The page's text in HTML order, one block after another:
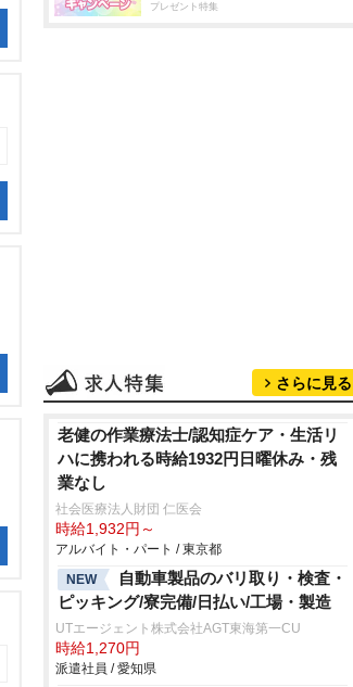
プレゼント特集
さらに見る
老健の作業療法士/認知症ケア・生活リ
ハに携われる時給1932円日曜休み・残
業なし
社会医療法人財団 仁医会
時給1,932円～
アルバイト・パート / 東京都
NEW
自動車製品のバリ取り・検査・
ピッキング/寮完備/日払い/工場・製造
UTエージェント株式会社AGT東海第一CU
時給1,270円
派遣社員 / 愛知県